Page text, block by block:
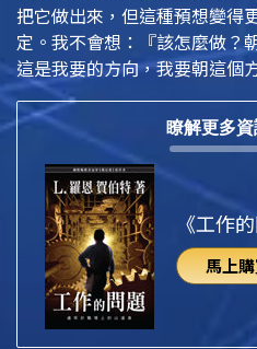
把它做出來，但這種預想變得
定。我不會想：『該怎麼做？
這是我要的方向，我要朝這個
瞭解更多
《工作
馬上